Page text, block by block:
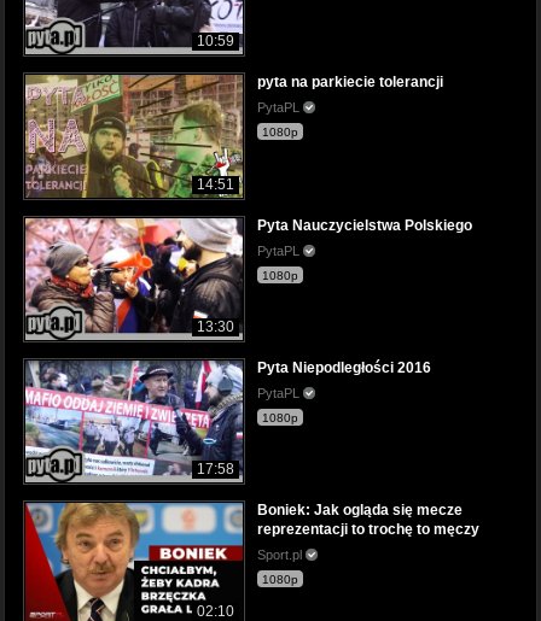
10:59
14:51
pyta na parkiecie tolerancji
PytaPL
1080p
13:30
Pyta Nauczycielstwa Polskiego
PytaPL
1080p
17:58
Pyta Niepodległości 2016
PytaPL
1080p
02:10
Boniek: Jak ogląda się mecze
reprezentacji to trochę to męczy
Sport.pl
1080p